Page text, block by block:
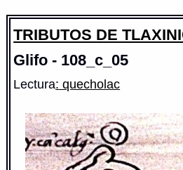
TRIBUTOS DE
Glifo - 108_c_05
Lectura: quecholac